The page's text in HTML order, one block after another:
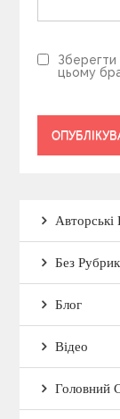
Зберегти
цьому
Авторські
Без
Блог
Відео
Головний